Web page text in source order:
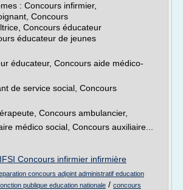
: Concours infirmier,
Concours
Concours éducateur
éducateur de jeunes
éducateur, Concours aide médico-
de service social, Concours
Concours ambulancier,
médico social, Concours auxiliaire...
Concours infirmier infirmière
concours adjoint administratif education
publique education nationale / concours